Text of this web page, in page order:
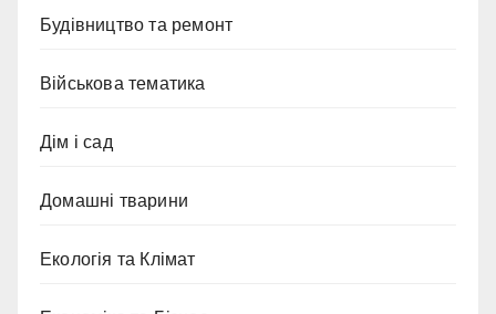
Будівництво та ремонт
Військова тематика
Дім і сад
Домашні тварини
Екологія та Клімат